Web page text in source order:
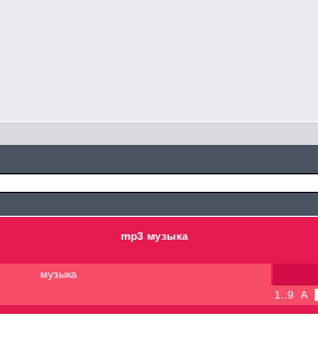
mp3 музыка
музыка
1..9
A